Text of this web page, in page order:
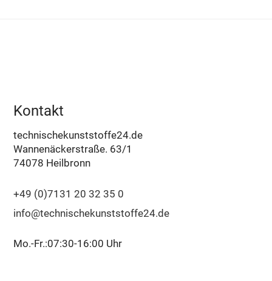
Kontakt
technischekunststoffe24.de
Wannenäckerstraße. 63/1
74078 Heilbronn
+49 (0)7131 20 32 35 0
info@technischekunststoffe24.de
Mo.-Fr.:07:30-16:00 Uhr